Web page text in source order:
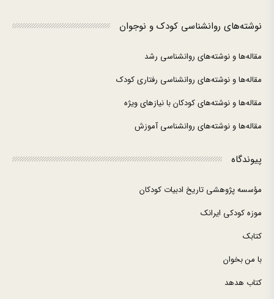
نوشته‌های روانشناسی کودک و نوجوان
مقاله‌ها و نوشته‌های روانشناسی رشد
مقاله‌ها و نوشته‌های روانشناسی رفتاری کودک
مقاله‌ها و نوشته‌های کودکان با نیازهای ویژه
مقاله‌ها و نوشته‌های روانشناسی آموزش
پیوندگاه
مؤسسه پژوهشی تاریخ ادبیات کودکان
موزه کودکی ایرانک
کتابک
با من بخوان
کتاب هدهد